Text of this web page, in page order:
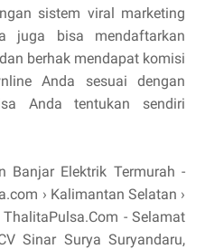
sistem viral marketing
juga bisa mendaftarkan
berhak mendapat komisi
Anda sesuai dengan
Anda tentukan sendiri
Banjar Elektrik Termurah -
› Kalimantan Selatan ›
- Selamat
Sinar Surya Suryandaru,